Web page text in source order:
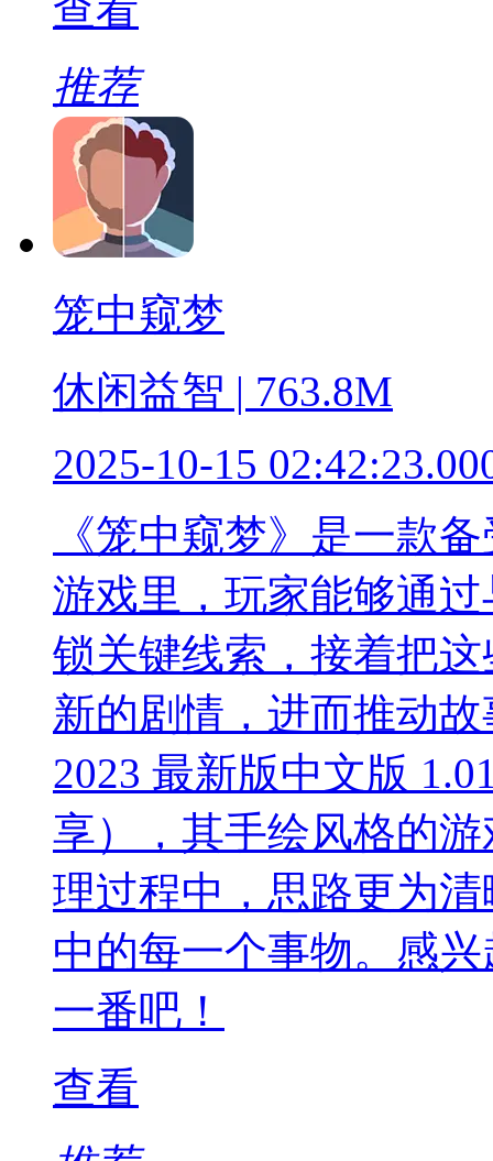
推荐
笼中窥梦
休闲益智 | 763.8M
2025-10-15
《笼中窥梦》是一款
游戏里，玩家能够通
锁关键线索，接着把
新的剧情，进而推动
2023 最新版中文版
享），其手绘风格的
理过程中，思路更为
中的每一个事物。感
一番吧！
查看